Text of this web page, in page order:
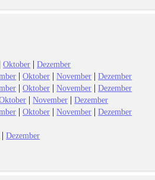
|Oktober |Dezember
|Oktober |November |Dezember
|Oktober |November |Dezember
|November |Dezember
|Oktober |November |Dezember
|Dezember